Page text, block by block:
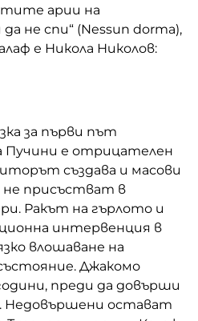
арии на
не спи“ (Nessun dorma),
е Никола Николов:
за първи път
Пучини е отрицателен
създава и масови
не присъстват в
Ракът на гърлото и
интервенция в
влошаване на
Джакомо
преди да довърши
Недовършени остават